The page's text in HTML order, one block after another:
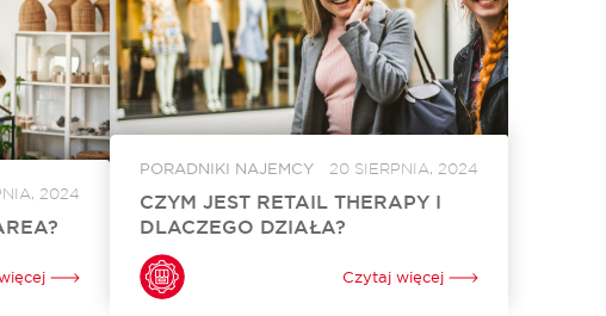
2024
PORADNIKI NAJEMCY 20 SIERPNIA, 2024
CZYM JEST RETAIL THERAPY I
DLACZEGO DZIAŁA?
Czy shopping może być lekarstwem? Okazuje
się, że tak. Coraz popularniejsze w Polsce i na
całym świecie staje się retail therapy, czyli
Czytaj więcej